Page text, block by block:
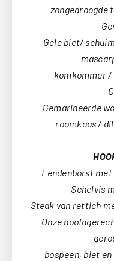
zongedroogde
Gele biet/
komkommer /
Gemarineerde
roomkaas /
Eendenborst
Schelvis
Steak van rettich
Onze
bospeen, biet